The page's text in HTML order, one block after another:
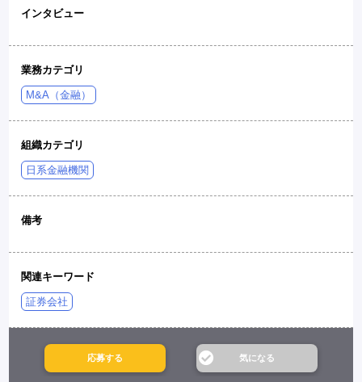
インタビュー
業務カテゴリ
M&A（金融）
組織カテゴリ
日系金融機関
備考
関連キーワード
証券会社